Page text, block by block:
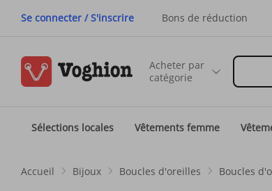
Se connecter / S'inscrire Bons de réduction
Acheter par
catégorie
Sélections locales Vêtements femme
Accueil Bijoux Boucles d'oreilles Boucles